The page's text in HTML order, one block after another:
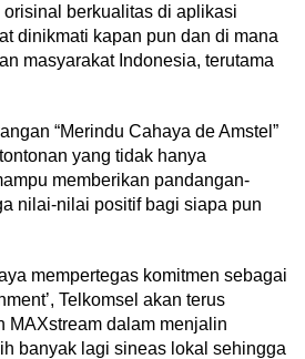
berkualitas di aplikasi
dinikmati kapan pun dan di mana
masyarakat Indonesia, terutama
“Merindu Cahaya de Amstel”
yang tidak hanya
memberikan pandangan-
nilai-nilai positif bagi siapa pun
mempertegas komitmen sebagai
Telkomsel akan terus
MAXstream dalam menjalin
banyak lagi sineas lokal sehingga